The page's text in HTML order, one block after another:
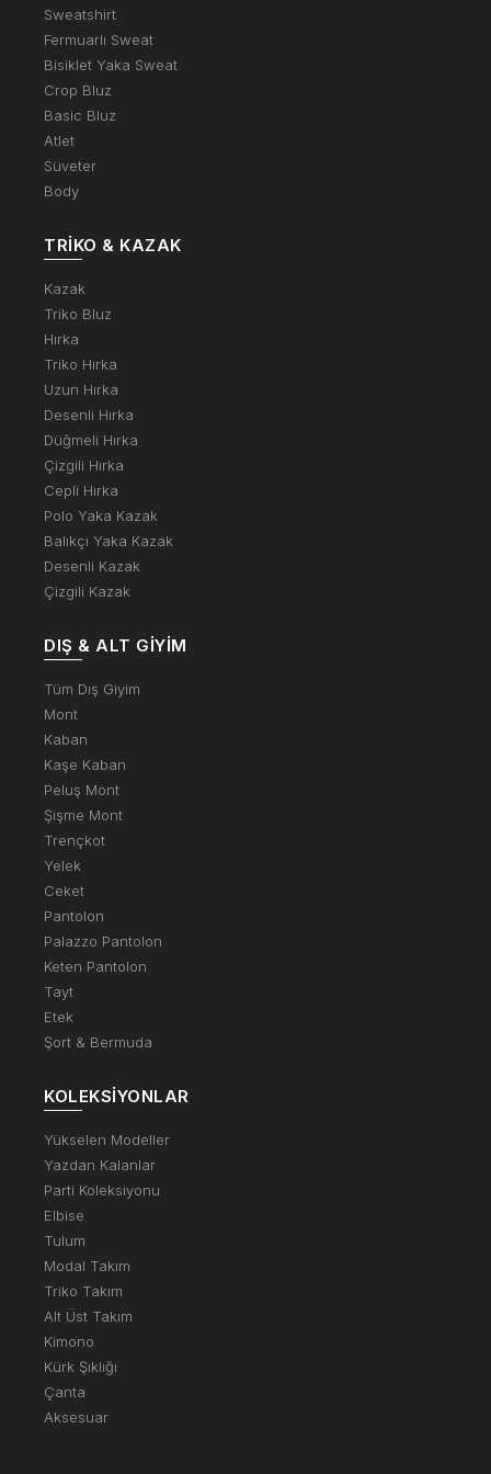
Sweatshirt
Fermuarlı Sweat
Bisiklet Yaka Sweat
Crop Bluz
Basic Bluz
Atlet
Süveter
Body
TRIKO & KAZAK
Kazak
Triko Bluz
Hırka
Triko Hırka
Uzun Hırka
Desenli Hırka
Düğmeli Hırka
Çizgili Hırka
Cepli Hırka
Polo Yaka Kazak
Balıkçı Yaka Kazak
Desenli Kazak
Çizgili Kazak
DIŞ & ALT GIYIM
Tüm Dış Giyim
Mont
Kaban
Kaşe Kaban
Peluş Mont
Şişme Mont
Trençkot
Yelek
Ceket
Pantolon
Palazzo Pantolon
Keten Pantolon
Tayt
Etek
Şort & Bermuda
KOLEKSIYONLAR
Yükselen Modeller
Yazdan Kalanlar
Parti Koleksiyonu
Elbise
Tulum
Modal Takım
Triko Takım
Alt Üst Takım
Kimono
Kürk Şıklığı
Çanta
Aksesuar